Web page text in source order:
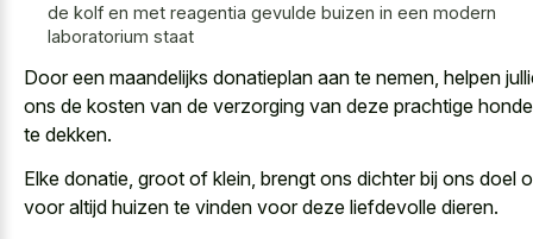
de kolf en met reagentia gevulde buizen in een modern
laboratorium staat
Door een maandelijks donatieplan aan te nemen, helpen
ons de kosten van de verzorging van deze prachtige
te dekken.
Elke donatie, groot of klein, brengt ons dichter bij ons doel
voor altijd huizen te vinden voor deze liefdevolle dieren.